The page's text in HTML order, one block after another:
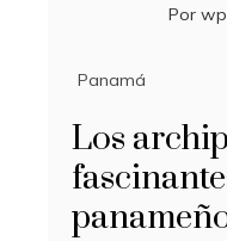
Por
Panamá
Los